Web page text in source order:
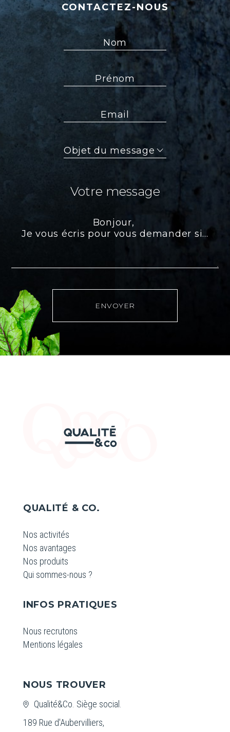
CONTACTEZ-NOUS
Prénom
Objet
Votre message
QUALITÉ & CO.
Nos activités
Nos avantages
Nos produits
Qui sommes-nous ?
INFOS PRATIQUES
Nous recrutons
Mentions légales
NOUS TROUVER
Qualité&Co. Siège social.
189 Rue d'Aubervilliers,